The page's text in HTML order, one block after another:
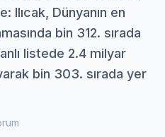
Ilıcak, Dünyanın en
bin 312. sırada
listede 2.4 milyar
bin 303. sırada yer